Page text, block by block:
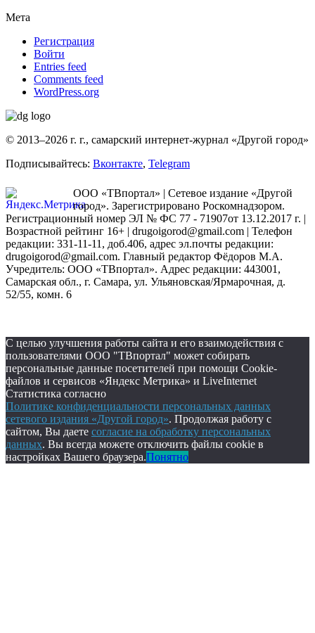
Мета
Регистрация
Войти
Entries feed
Comments feed
WordPress.org
© 2013–2026 г. г., самарский интернет-журнал «Другой город»
Подписывайтесь: Вконтакте, Telegram
ООО «ТВпортал» | Сетевое издание «Другой
город». Зарегистрировано Роскомнадзором.
Регистрационный номер ЭЛ № ФС 77 - 71907от 13.12.2017 г. |
Возрастной рейтинг 16+ | drugoigorod@gmail.com | Телефон
редакции: 331-11-11, доб.406, адрес эл.почты редакции:
drugoigorod@gmail.com. Главный редактор Фёдоров М.А.
Учредитель: ООО «ТВпортал». Адрес редакции: 443001,
Самарская обл., г. Самара, ул. Ульяновская/Ярмарочная, д.
52/55, комн. 6
С целью улучшения работы сайта и его взаимодействия с
пользователями ООО "ТВпортал" может собирать
персональные данные посетителей при помощи Cookie-
файлов и сервисов «Яндекс Метрика» и LiveInternet
Статистика согласно
Политике конфиденциальности персональных данных
сетевого издания «Другой город». Продолжая работу с
сайтом, Вы даете согласие на обработку персональных
данных. Вы всегда можете отключить файлы cookie в
настройках Вашего браузера.Понятно